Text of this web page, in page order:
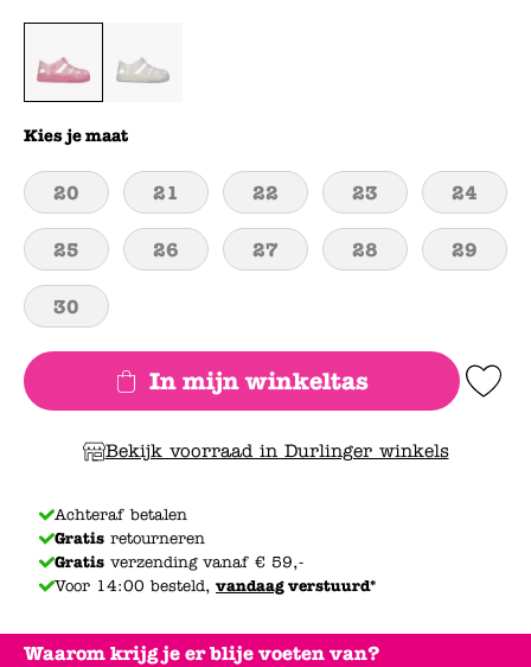
Waarom krijg je er blije voeten van?
Kies je maat
20 21 22 23 24
25 26 27 28 29
30
In mijn winkeltas Add to
Bekijk voorraad in Durlinger winkels
Achteraf betalen
Gratis retourneren
Gratis verzending vanaf € 59,-
Voor 14:00 besteld, vandaagverstuurd*